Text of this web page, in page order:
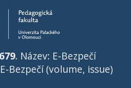
. Název: E-Bezpečí
Bezpečí (volume, issue)